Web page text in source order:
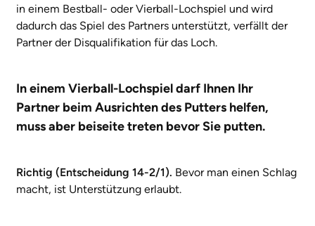
in einem Bestball- oder Vierball-Lochspiel und wird
dadurch das Spiel des Partners unterstützt, verfällt der
Partner der Disqualifikation für das Loch.
In einem Vierball-Lochspiel darf Ihnen Ihr
Partner beim Ausrichten des Putters helfen,
muss aber beiseite treten bevor Sie putten.
Richtig (Entscheidung 14-2/1). Bevor man einen Schlag
macht, ist Unterstützung erlaubt.